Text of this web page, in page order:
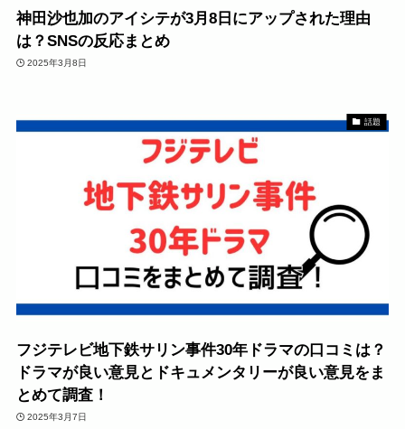
神田沙也加のアイシテが3月8日にアップされた理由
は？SNSの反応まとめ
2025年3月8日
話題
フジテレビ地下鉄サリン事件30年ドラマの口コミは？
ドラマが良い意見とドキュメンタリーが良い意見をま
とめて調査！
2025年3月7日